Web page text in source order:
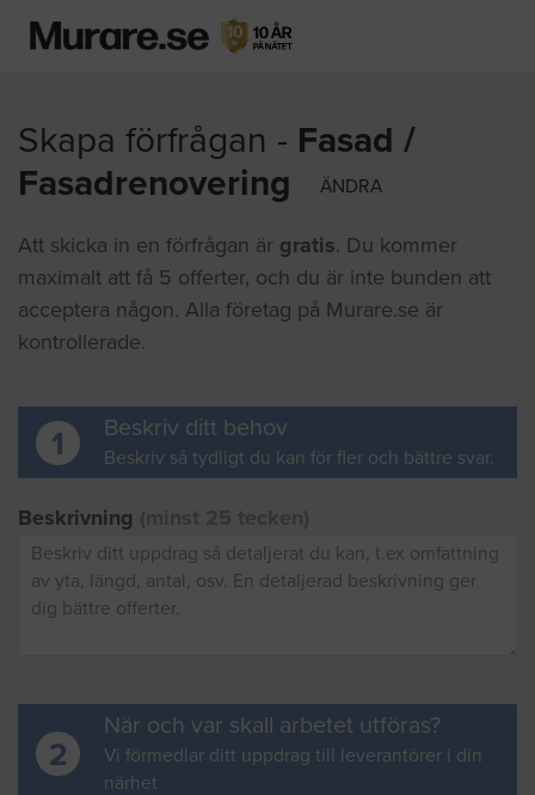
Skapa förfrågan - Fasad /
Fasadrenovering
ÄNDRA
Att skicka in en förfrågan är gratis. Du kommer
maximalt att få 5 offerter, och du är inte bunden att
acceptera någon. Alla företag på Murare.se är
kontrollerade.
1 Beskriv ditt behov
Beskriv så tydligt du kan för fler och bättre svar.
Beskrivning
2
När och var skall arbetet utföras?
Vi förmedlar ditt uppdrag till leverantörer i din
närhet